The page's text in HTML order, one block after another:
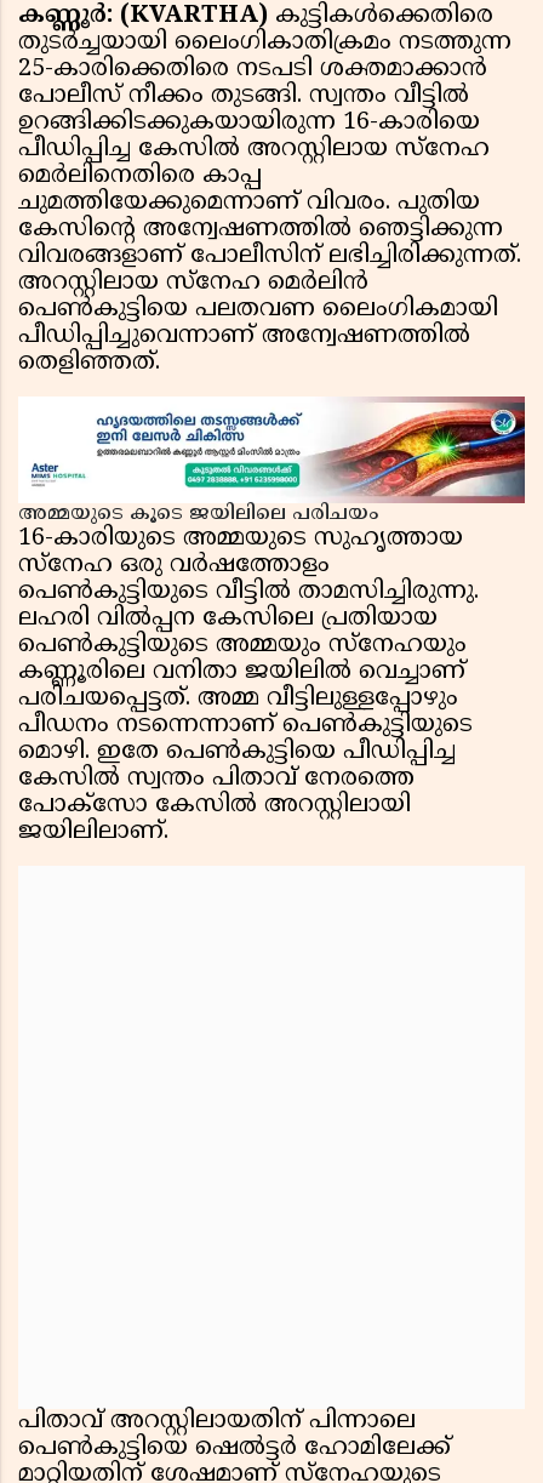
കണ്ണൂർ: (KVARTHA) കുട്ടികൾക്കെതിരെ
തുടർച്ചയായി ലൈംഗികാതിക്രമം നടത്തുന്ന
25-കാരിക്കെതിരെ നടപടി ശക്തമാക്കാൻ
പോലീസ് നീക്കം തുടങ്ങി. സ്വന്തം വീട്ടിൽ
ഉറങ്ങിക്കിടക്കുകയായിരുന്ന 16-കാരിയെ
പീഡിപ്പിച്ച കേസിൽ അറസ്റ്റിലായ സ്നേഹ
മെർലിനെതിരെ കാപ്പ
ചുമത്തിയേക്കുമെന്നാണ് വിവരം. പുതിയ
കേസിൻ്റെ അന്വേഷണത്തിൽ ഞെട്ടിക്കുന്ന
വിവരങ്ങളാണ് പോലീസിന് ലഭിച്ചിരിക്കുന്നത്.
അറസ്റ്റിലായ സ്നേഹ മെർലിൻ
പെൺകുട്ടിയെ പലതവണ ലൈംഗികമായി
പീഡിപ്പിച്ചുവെന്നാണ് അന്വേഷണത്തിൽ
തെളിഞ്ഞത്.
അമ്മയുടെ കൂടെ ജയിലിലെ പരിചയം
16-കാരിയുടെ അമ്മയുടെ സുഹൃത്തായ
സ്നേഹ ഒരു വർഷത്തോളം
പെൺകുട്ടിയുടെ വീട്ടിൽ താമസിച്ചിരുന്നു.
ലഹരി വിൽപ്പന കേസിലെ പ്രതിയായ
പെൺകുട്ടിയുടെ അമ്മയും സ്നേഹയും
കണ്ണൂരിലെ വനിതാ ജയിലിൽ വെച്ചാണ്
പരിചയപ്പെട്ടത്. അമ്മ വീട്ടിലുള്ളപ്പോഴും
പീഡനം നടന്നെന്നാണ് പെൺകുട്ടിയുടെ
മൊഴി. ഇതേ പെൺകുട്ടിയെ പീഡിപ്പിച്ച
കേസിൽ സ്വന്തം പിതാവ് നേരത്തെ
പോക്സോ കേസിൽ അറസ്റ്റിലായി
ജയിലിലാണ്.
പിതാവ് അറസ്റ്റിലായതിന് പിന്നാലെ
പെൺകുട്ടിയെ ഷെൽട്ടർ ഹോമിലേക്ക്
മാറ്റിയതിന് ശേഷമാണ് സ്നേഹയുടെ